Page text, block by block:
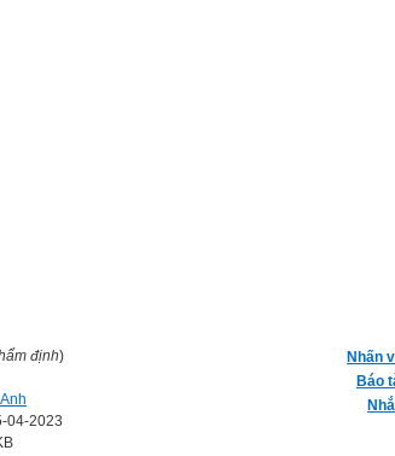
Nhấn
Báo
định)
04-2023